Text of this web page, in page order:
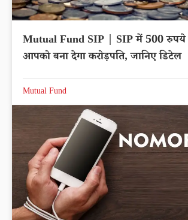
Mutual Fund SIP | SIP में 500 रुपये
आपको बना देगा करोड़पति, जानिए डिटेल
Mutual Fund